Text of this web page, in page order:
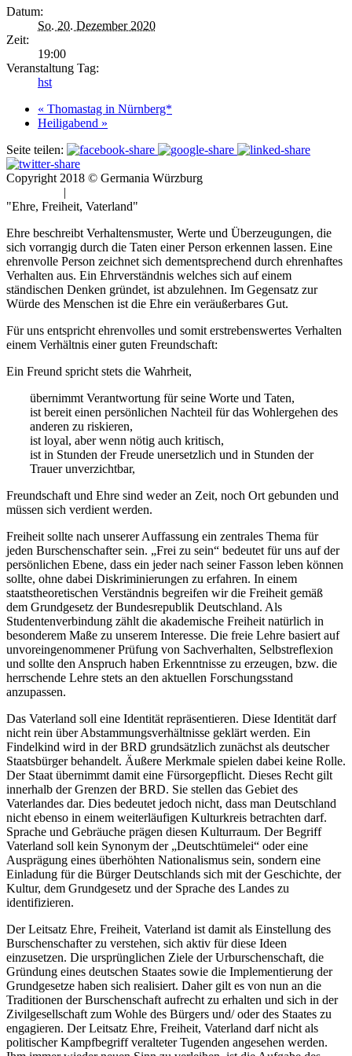
Datum:
So. 20. Dezember 2020
Zeit:
19:00
Veranstaltung Tag:
hst
« Thomastag in Nürnberg*
Heiligabend »
Seite teilen:
Copyright 2018 © Germania Würzburg
|
"Ehre, Freiheit, Vaterland"
Ehre beschreibt Verhaltensmuster, Werte und Überzeugungen, die
sich vorrangig durch die Taten einer Person erkennen lassen. Eine
ehrenvolle Person zeichnet sich dementsprechend durch ehrenhaftes
Verhalten aus. Ein Ehrverständnis welches sich auf einem
ständischen Denken gründet, ist abzulehnen. Im Gegensatz zur
Würde des Menschen ist die Ehre ein veräußerbares Gut.
Für uns entspricht ehrenvolles und somit erstrebenswertes Verhalten
einem Verhältnis einer guten Freundschaft:
Ein Freund spricht stets die Wahrheit,
übernimmt Verantwortung für seine Worte und Taten,
ist bereit einen persönlichen Nachteil für das Wohlergehen des
anderen zu riskieren,
ist loyal, aber wenn nötig auch kritisch,
ist in Stunden der Freude unersetzlich und in Stunden der
Trauer unverzichtbar,
Freundschaft und Ehre sind weder an Zeit, noch Ort gebunden und
müssen sich verdient werden.
Freiheit sollte nach unserer Auffassung ein zentrales Thema für
jeden Burschenschafter sein. „Frei zu sein“ bedeutet für uns auf der
persönlichen Ebene, dass ein jeder nach seiner Fasson leben können
sollte, ohne dabei Diskriminierungen zu erfahren. In einem
staatstheoretischen Verständnis begreifen wir die Freiheit gemäß
dem Grundgesetz der Bundesrepublik Deutschland. Als
Studentenverbindung zählt die akademische Freiheit natürlich in
besonderem Maße zu unserem Interesse. Die freie Lehre basiert auf
unvoreingenommener Prüfung von Sachverhalten, Selbstreflexion
und sollte den Anspruch haben Erkenntnisse zu erzeugen, bzw. die
herrschende Lehre stets an den aktuellen Forschungsstand
anzupassen.
Das Vaterland soll eine Identität repräsentieren. Diese Identität darf
nicht rein über Abstammungsverhältnisse geklärt werden. Ein
Findelkind wird in der BRD grundsätzlich zunächst als deutscher
Staatsbürger behandelt. Äußere Merkmale spielen dabei keine Rolle.
Der Staat übernimmt damit eine Fürsorgepflicht. Dieses Recht gilt
innerhalb der Grenzen der BRD. Sie stellen das Gebiet des
Vaterlandes dar. Dies bedeutet jedoch nicht, dass man Deutschland
nicht ebenso in einem weiterläufigen Kulturkreis betrachten darf.
Sprache und Gebräuche prägen diesen Kulturraum. Der Begriff
Vaterland soll kein Synonym der „Deutschtümelei“ oder eine
Ausprägung eines überhöhten Nationalismus sein, sondern eine
Einladung für die Bürger Deutschlands sich mit der Geschichte, der
Kultur, dem Grundgesetz und der Sprache des Landes zu
identifizieren.
Der Leitsatz Ehre, Freiheit, Vaterland ist damit als Einstellung des
Burschenschafter zu verstehen, sich aktiv für diese Ideen
einzusetzen. Die ursprünglichen Ziele der Urburschenschaft, die
Gründung eines deutschen Staates sowie die Implementierung der
Grundgesetze haben sich realisiert. Daher gilt es von nun an die
Traditionen der Burschenschaft aufrecht zu erhalten und sich in der
Zivilgesellschaft zum Wohle des Bürgers und/ oder des Staates zu
engagieren. Der Leitsatz Ehre, Freiheit, Vaterland darf nicht als
politischer Kampfbegriff veralteter Tugenden angesehen werden.